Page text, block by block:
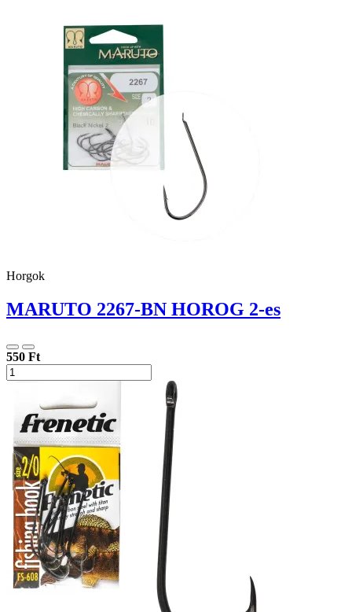
Horgok
MARUTO 2267-BN HOROG 2-es
550 Ft